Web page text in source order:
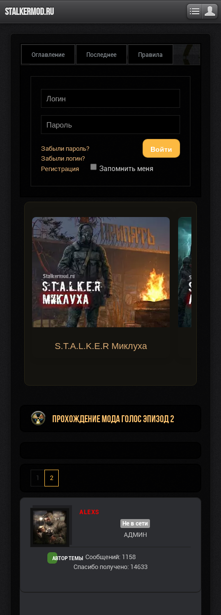
Stalkermod.ru
Оглавление Последнее Правила
Войти
Забыли пароль?
Забыли логин?
Регистрация
Запомнить меня
S.T.A.L.K.E.R Миклуха
Прохождение мода Голос Эпизод 2
1 2
ALEXS
АВТОР ТЕМЫ
Не в сети
АДМИН
Сообщений: 1158
Спасибо получено: 14633